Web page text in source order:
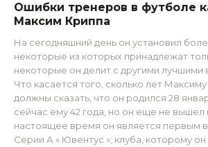
Ошибки тренеров в футболе
Максим Криппа
На сегодняшний день он установил
некоторые из которых принадлежат
некоторые он делит с другими лучшими
Что касается того, сколько лет
должны сказать, что он родился 28
сейчас ему 42 года, но он еще не вышел
настоящее время он является первым
Серии А « Ювентус »; клуба, которому